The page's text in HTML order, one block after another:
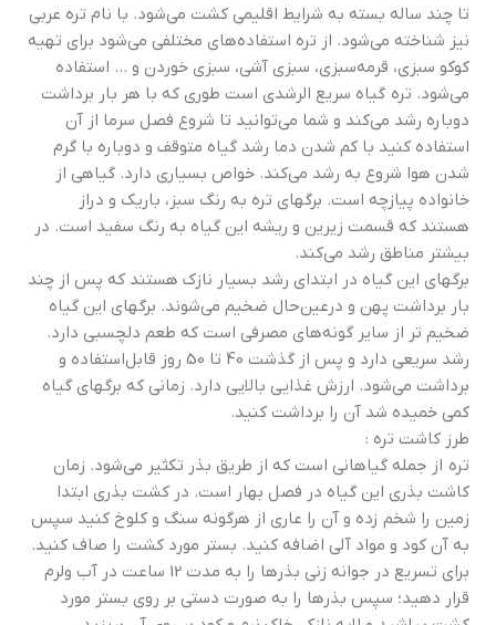
تا چند ساله بسته به شرایط اقلیمی کشت می‌شود. با نام تره عربی
نیز شناخته می‌شود. از تره استفاده‌های مختلفی می‌شود برای تهیه
کوکو سبزی، قرمه‌سبزی، سبزی آشی، سبزی خوردن و … استفاده
می‌شود. تره گیاه سریع الرشدی است طوری که با هر بار برداشت
دوباره رشد می‌کند و شما می‌توانید تا شروع فصل سرما از آن
استفاده کنید با کم شدن دما رشد گیاه متوقف و دوباره با گرم
شدن هوا شروع به رشد می‌کند. خواص بسیاری دارد. گیاهی از
خانواده پیازچه است. برگهای تره به رنگ سبز، باریک و دراز
هستند که قسمت زیرین و ریشه این گیاه به رنگ سفید است. در
بیشتر مناطق رشد می‌کند.
برگهای این گیاه در ابتدای رشد بسیار نازک هستند که پس از چند
بار برداشت پهن و درعین‌حال ضخیم می‌شوند. برگهای این گیاه
ضخیم تر از سایر گونه‌های مصرفی است که طعم دلچسبی دارد.
رشد سریعی دارد و پس از گذشت 40 تا 50 روز قابل‌استفاده و
برداشت می‌شود. ارزش غذایی بالایی دارد. زمانی که برگهای گیاه
کمی خمیده شد آن را برداشت کنید.
طرز کاشت تره :
تره از جمله گیاهانی است که از طریق بذر تکثیر می‌شود. زمان
کاشت بذری این گیاه در فصل بهار است. در کشت بذری ابتدا
زمین را شخم زده و آن را عاری از هرگونه سنگ و کلوخ کنید سپس
به آن کود و مواد آلی اضافه کنید. بستر مورد کشت را صاف کنید.
برای تسریع در جوانه زنی بذرها را به مدت 12 ساعت در آب ولرم
قرار دهید؛ سپس بذرها را به صورت دستی بر روی بستر مورد